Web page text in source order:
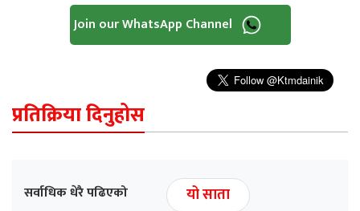
Join our WhatsApp Channel
प्रतिक्रिया दिनुहोस
सर्वाधिक धेरै पढिएको
यो साता